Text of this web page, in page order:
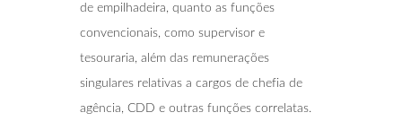
de empilhadeira, quanto as funções
convencionais, como supervisor e
tesouraria, além das remunerações
singulares relativas a cargos de chefia de
agência, CDD e outras funções correlatas.